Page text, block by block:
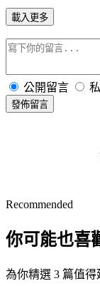
載入更多
公開留言
發佈留言
Recommended
你可能也喜
為你精選 3 篇值